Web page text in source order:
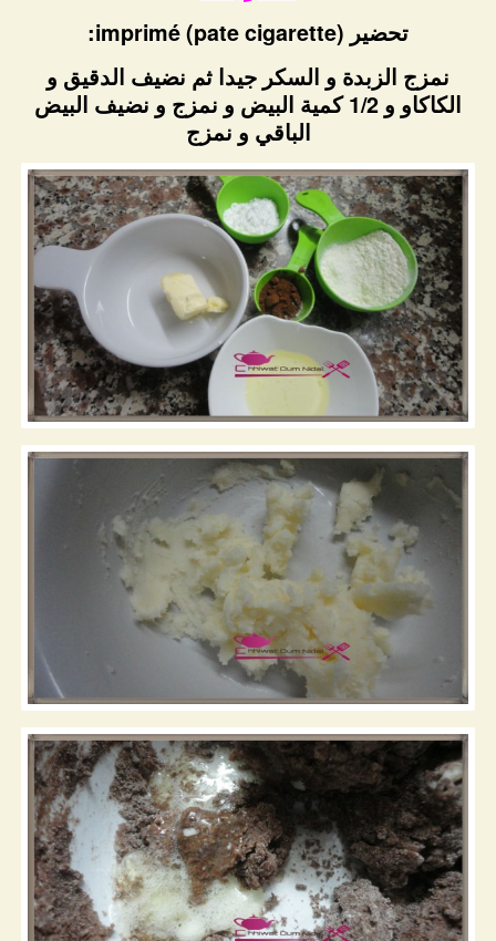
تحضير imprimé (pate cigarette):
نمزج الزبدة و السكر جيدا ثم نضيف الدقيق و
الكاكاو و 1/2 كمية البيض و نمزج و نضيف البيض
الباقي و نمزج